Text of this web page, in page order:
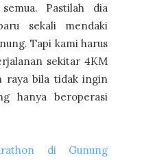
Pastilah dia
sekali mendaki
Tapi kami harus
sekitar 4KM
raya bila tidak ingin
hanya beroperasi
di Gunung